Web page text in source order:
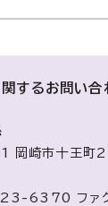
するお問い合
崎市十王町2
23-6370 ファ